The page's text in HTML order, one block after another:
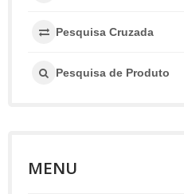
Pesquisa Cruzada
Pesquisa de Produto
MENU